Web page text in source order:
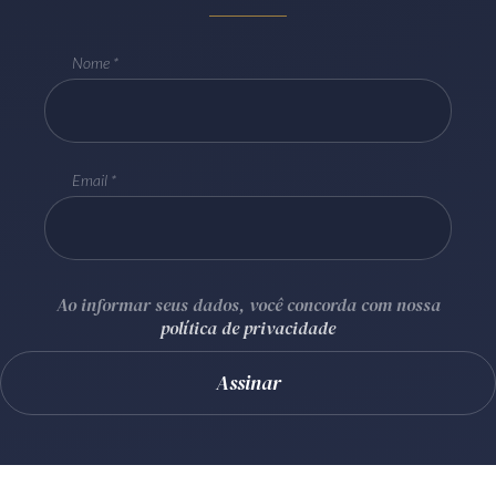
Batel Curitiba/PR CEP80240-000
Telefone (41) 2109-8666
Nome
Email
Ao informar seus dados, você concorda com nossa
política de privacidade